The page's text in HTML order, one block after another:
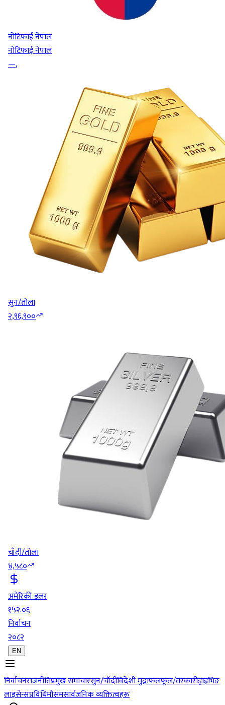
नोटिफाई नेपाल
नोटिफाई नेपाल
—,
सुन/तोला
२,९६,९००
चाँदी/तोला
४,५८०
अमेरिकी डलर
१५२.०६
निर्वाचन
२०८२
EN
निर्वाचनराजनीतिप्रमुख समाचारसुन/चाँदीविदेशी मुद्राफलफूल/तरकारीड्राइभिङ
लाइसेन्सप्रविधिमौसमसार्वजनिक व्यक्तित्वहरू